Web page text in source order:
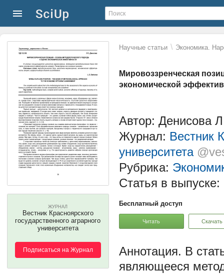
Научные статьи \ Экономика.
Мировоззренческая
экономической
ЖУРНАЛ
Вестник Красноярского
государственного аграрного
университета
Подписаться на Журнал
Автор: Денисова
Журнал: Вестник
университета
Рубрика:
Статья в выпуске:
Бесплатный доступ
Читать Скачать
В
являющееся